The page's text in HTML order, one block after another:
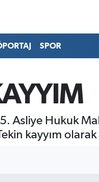
SPOR
Asliye Hukuk
kayyım